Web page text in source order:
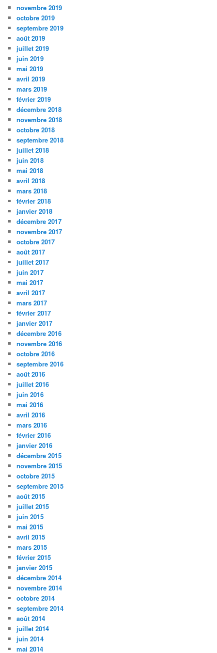
novembre 2019
octobre 2019
septembre 2019
août 2019
juillet 2019
juin 2019
mai 2019
avril 2019
mars 2019
février 2019
décembre 2018
novembre 2018
octobre 2018
septembre 2018
juillet 2018
juin 2018
mai 2018
avril 2018
mars 2018
février 2018
janvier 2018
décembre 2017
novembre 2017
octobre 2017
août 2017
juillet 2017
juin 2017
mai 2017
avril 2017
mars 2017
février 2017
janvier 2017
décembre 2016
novembre 2016
octobre 2016
septembre 2016
août 2016
juillet 2016
juin 2016
mai 2016
avril 2016
mars 2016
février 2016
janvier 2016
décembre 2015
novembre 2015
octobre 2015
septembre 2015
août 2015
juillet 2015
juin 2015
mai 2015
avril 2015
mars 2015
février 2015
janvier 2015
décembre 2014
novembre 2014
octobre 2014
septembre 2014
août 2014
juillet 2014
juin 2014
mai 2014